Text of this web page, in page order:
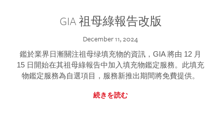
GIA 祖母綠報告改版
December 11, 2024
鑑於業界日漸關注祖母绿填充物的資訊，GIA 將由 12 月
15 日開始在其祖母綠報告中加入填充物鑑定服務。此填充
物鑑定服務為自選項目，服務新推出期間將免費提供。
続きを読む